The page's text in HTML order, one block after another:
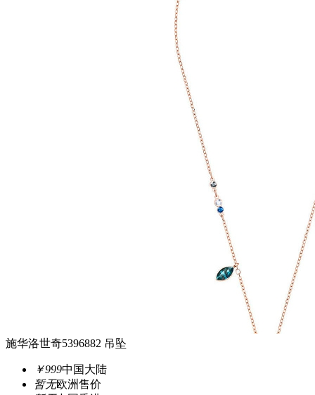
施华洛世奇5396882 吊坠
￥999中国大陆
暂无欧洲售价